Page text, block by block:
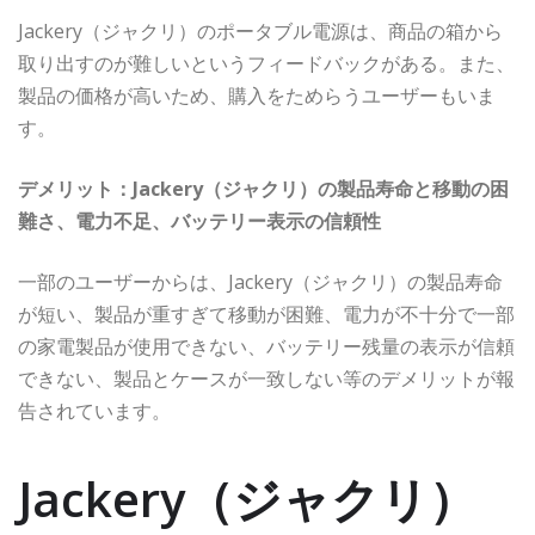
Jackery（ジャクリ）のポータブル電源は、商品の箱から
取り出すのが難しいというフィードバックがある。また、
製品の価格が高いため、購入をためらうユーザーもいま
す。
デメリット：Jackery（ジャクリ）の製品寿命と移動の困
難さ、電力不足、バッテリー表示の信頼性
一部のユーザーからは、Jackery（ジャクリ）の製品寿命
が短い、製品が重すぎて移動が困難、電力が不十分で一部
の家電製品が使用できない、バッテリー残量の表示が信頼
できない、製品とケースが一致しない等のデメリットが報
告されています。
Jackery（ジャクリ）